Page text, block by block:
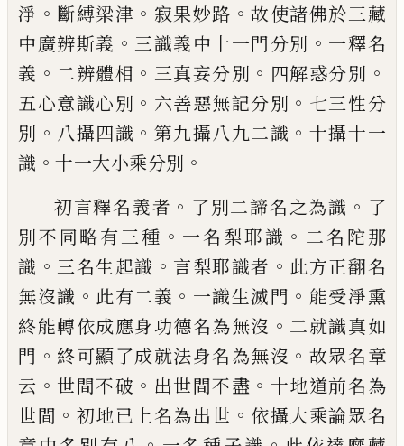
淨 。 斷縛梁津 。 寂果妙路 。故使諸佛於三藏
中廣辨斯義 。 三識義中十一門分別 。 一釋名
義 。 二辨體相 。 三真妄分別 。 四解惑分別 。
五心意識心別 。 六善惡無記分別 。 七三性分
別 。 八攝四識 。 第九攝八九二識 。 十攝十一
識 。 十一大小乘分別 。
初言釋名義者 。 了別二諦名之為識 。 了
別不 同略有三種 。 一名梨耶識 。 二名陀那
識 。 三名生起識 。 言梨耶識者 。 此方正翻名
無沒識 。 此有二義 。 一識生滅門 。 能受淨熏
終能轉依成應身功德名為無沒 。 二就識真如
門 。 終可顯了成就法身名為無沒 。 故眾名章
云 。 世間不破 。 出世間不盡 。 十地道前名為
世間 。 初地已 上名為出世 。 依攝大乘論眾名